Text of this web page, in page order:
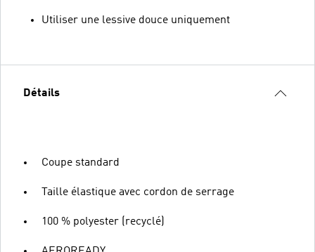
Utiliser une lessive douce uniquement
Détails
Coupe standard
Taille élastique avec cordon de serrage
100 % polyester (recyclé)